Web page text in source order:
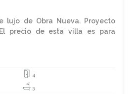
lujo de Obra Nueva. Proyecto
precio de esta villa es para
4
3